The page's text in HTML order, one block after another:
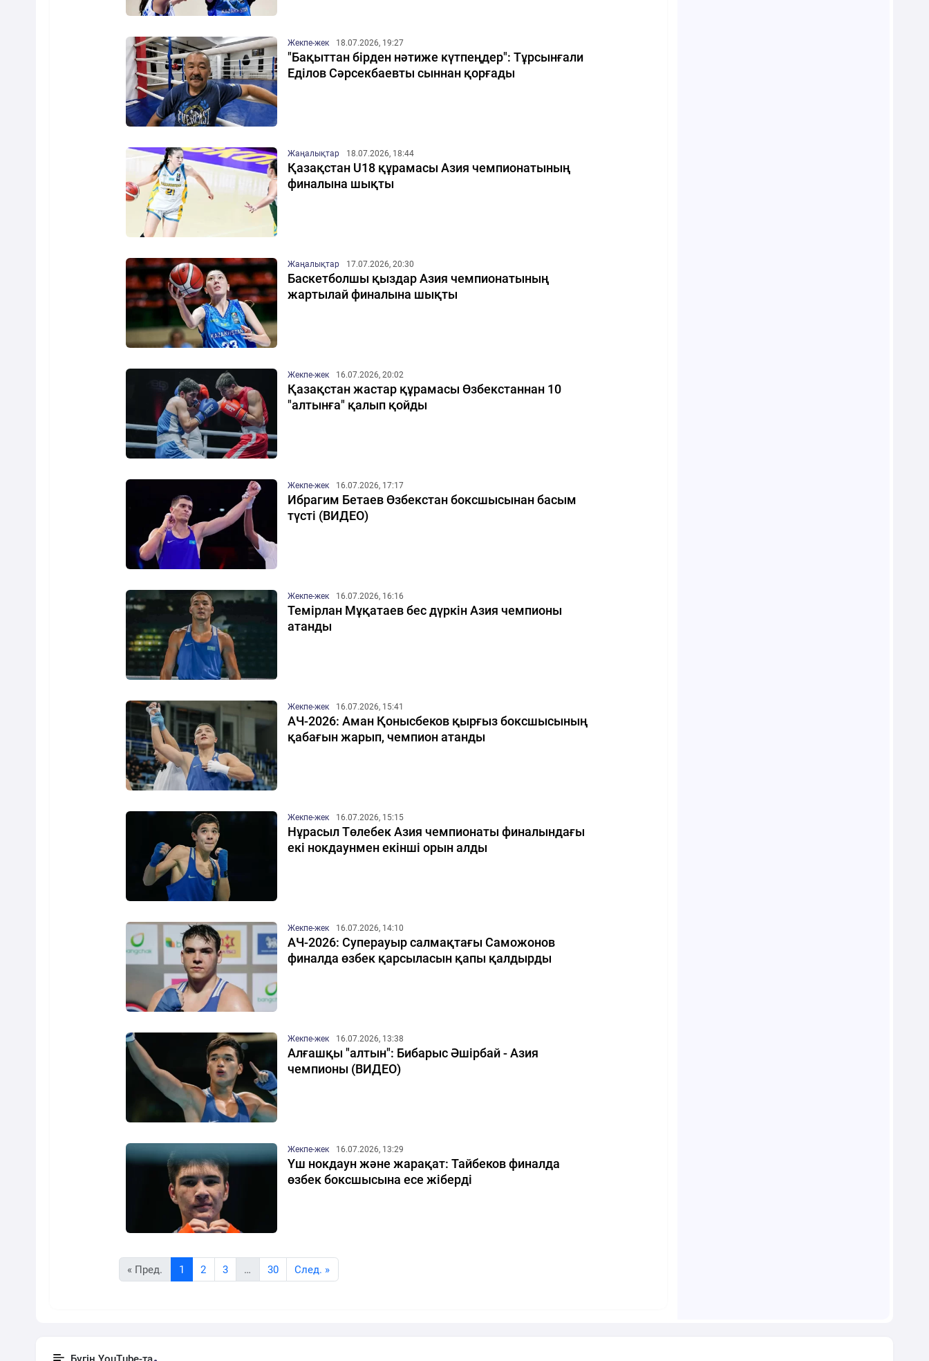
Жекпе-жек 18.07.2026, 19:27
"Бақыттан бірден нәтиже күтпеңдер": Тұрсынғали
Еділов Сәрсекбаевты сыннан қорғады
Жаңалықтар 18.07.2026, 18:44
Қазақстан U18 құрамасы Азия чемпионатының
финалына шықты
Жаңалықтар 17.07.2026, 20:30
Баскетболшы қыздар Азия чемпионатының
жартылай финалына шықты
Жекпе-жек 16.07.2026, 20:02
Қазақстан жастар құрамасы Өзбекстаннан 10
"алтынға" қалып қойды
Жекпе-жек 16.07.2026, 17:17
Ибрагим Бетаев Өзбекстан боксшысынан басым
түсті (ВИДЕО)
Жекпе-жек 16.07.2026, 16:16
Темірлан Мұқатаев бес дүркін Азия чемпионы
атанды
Жекпе-жек 16.07.2026, 15:41
АЧ-2026: Аман Қонысбеков қырғыз боксшысының
қабағын жарып, чемпион атанды
Жекпе-жек 16.07.2026, 15:15
Нұрасыл Төлебек Азия чемпионаты финалындағы
екі нокдаунмен екінші орын алды
Жекпе-жек 16.07.2026, 14:10
АЧ-2026: Суперауыр салмақтағы Саможонов
финалда өзбек қарсыласын қапы қалдырды
Жекпе-жек 16.07.2026, 13:38
Алғашқы "алтын": Бибарыс Әшірбай - Азия
чемпионы (ВИДЕО)
Жекпе-жек 16.07.2026, 13:29
Үш нокдаун және жарақат: Тайбеков финалда
өзбек боксшысына есе жіберді
« Пред. 1 2 3 … 30 Cлед. »